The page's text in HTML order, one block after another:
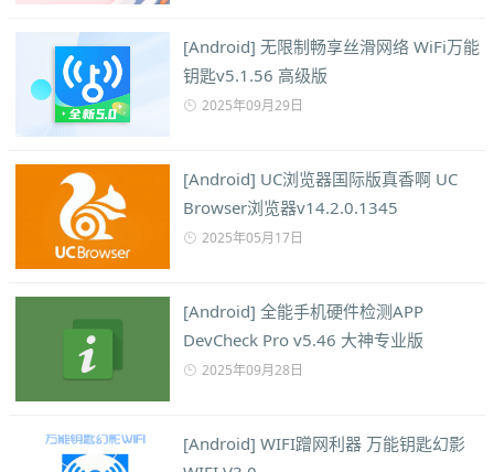
[Android] 无限制畅享丝滑网络 WiFi万能
钥匙v5.1.56 高级版
2025年09月29日
[Android] UC浏览器国际版真香啊 UC
Browser浏览器v14.2.0.1345
2025年05月17日
[Android] 全能手机硬件检测APP
DevCheck Pro v5.46 大神专业版
2025年09月28日
[Android] WIFI蹭网利器 万能钥匙幻影